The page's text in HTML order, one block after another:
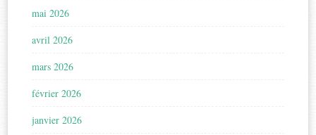
mai 2026
avril 2026
mars 2026
février 2026
janvier 2026